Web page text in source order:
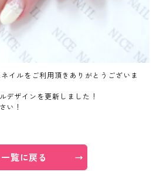
宣言
イルをご利用頂きありがとうございま
デザインを更新しました！
い！
一覧に戻る